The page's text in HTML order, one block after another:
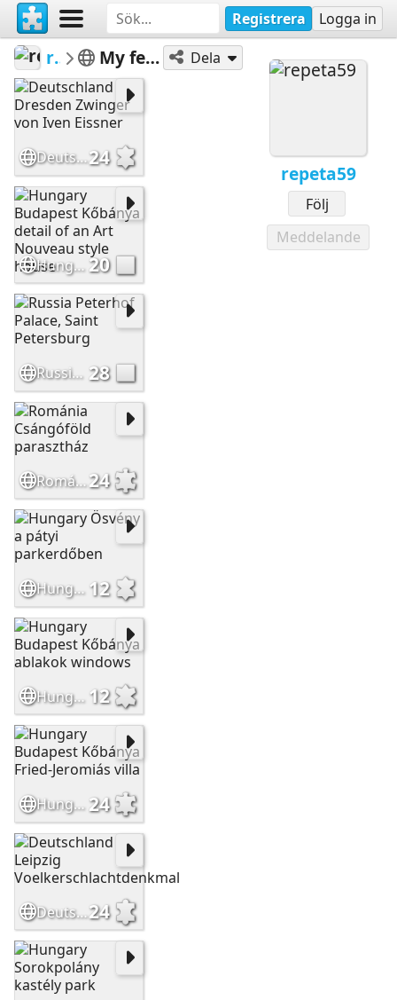
Registrera Logga in
repeta59
Följ
Meddelande
repeta59 My featured puzzles Dela
Deutschland Dresden Zwinger von Iven Eissner24
Hungary Budapest Kőbánya detail of an Art Nouveau style house 20
Russia Peterhof Palace, Saint Petersburg 28
Románia Csángóföld parasztház24
Hungary Ösvény a pátyi parkerdőben 12
Hungary Budapest Kőbánya ablakok windows 12
Hungary Budapest Kőbánya Fried-Jeromiás villa 24
Deutschland Leipzig Voelkerschlachtdenkmal24